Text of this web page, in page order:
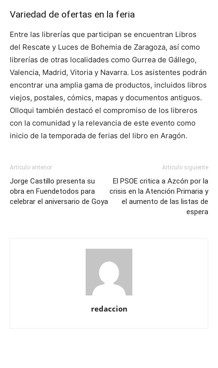
Variedad de ofertas en la feria
Entre las librerías que participan se encuentran Libros
del Rescate y Luces de Bohemia de Zaragoza, así como
librerías de otras localidades como Gurrea de Gállego,
Valencia, Madrid, Vitoria y Navarra. Los asistentes podrán
encontrar una amplia gama de productos, incluidos libros
viejos, postales, cómics, mapas y documentos antiguos.
Olloqui también destacó el compromiso de los libreros
con la comunidad y la relevancia de este evento como
inicio de la temporada de ferias del libro en Aragón.
Artículo anterior
Jorge Castillo presenta su
obra en Fuendetodos para
celebrar el aniversario de Goya
Artículo siguiente
El PSOE critica a Azcón por la
crisis en la Atención Primaria y
el aumento de las listas de
espera
redaccion